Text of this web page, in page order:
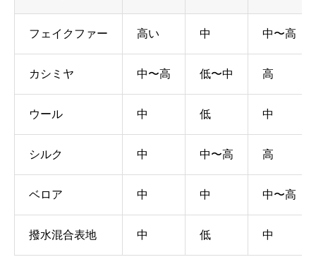
フェイクファー 高い 中 中〜高
カシミヤ 中〜高 低〜中 高
ウール 中 低 中
シルク 中 中〜高 高
ベロア 中 中 中〜高
撥水混合表地 中 低 中